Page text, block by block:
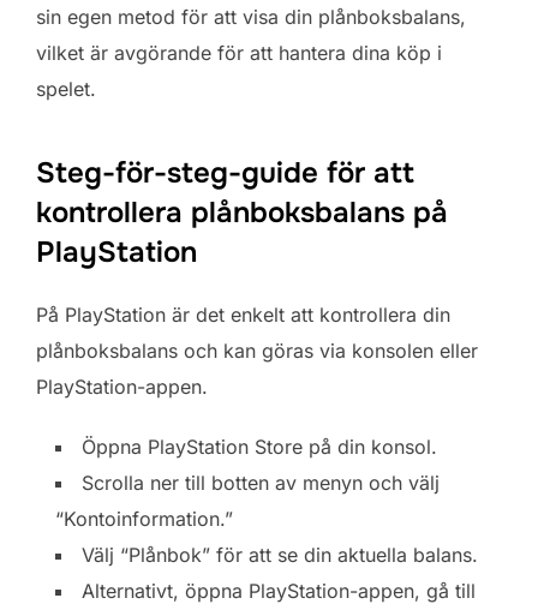
sin egen metod för att visa din plånboksbalans,
vilket är avgörande för att hantera dina köp i
spelet.
Steg-för-steg-guide för att
kontrollera plånboksbalans på
PlayStation
På PlayStation är det enkelt att kontrollera din
plånboksbalans och kan göras via konsolen eller
PlayStation-appen.
Öppna PlayStation Store på din konsol.
Scrolla ner till botten av menyn och välj
“Kontoinformation.”
Välj “Plånbok” för att se din aktuella balans.
Alternativt, öppna PlayStation-appen, gå till